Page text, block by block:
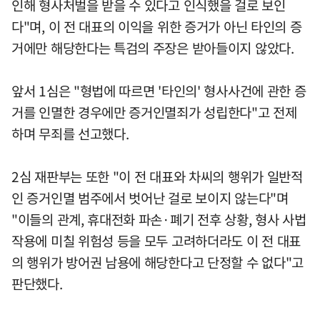
인해 형사처벌을 받을 수 있다고 인식했을 걸로 보인
다"며, 이 전 대표의 이익을 위한 증거가 아닌 타인의 증
거에만 해당한다는 특검의 주장은 받아들이지 않았다.
앞서 1심은 "형법에 따르면 '타인의' 형사사건에 관한 증
거를 인멸한 경우에만 증거인멸죄가 성립한다"고 전제
하며 무죄를 선고했다.
2심 재판부는 또한 "이 전 대표와 차씨의 행위가 일반적
인 증거인멸 범주에서 벗어난 걸로 보이지 않는다"며
"이들의 관계, 휴대전화 파손·폐기 전후 상황, 형사 사법
작용에 미칠 위험성 등을 모두 고려하더라도 이 전 대표
의 행위가 방어권 남용에 해당한다고 단정할 수 없다"고
판단했다.